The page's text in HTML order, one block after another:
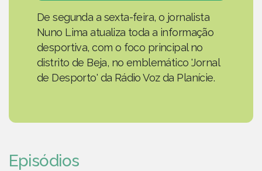
De segunda a sexta-feira, o jornalista
Nuno Lima atualiza toda a informação
desportiva, com o foco principal no
distrito de Beja, no emblemático 'Jornal
de Desporto' da Rádio Voz da Planície.
Episódios